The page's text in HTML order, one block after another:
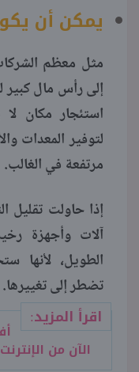
يمكن أن
مثل معظم
إلى رأس مال كبير
استئجار مكان لا
لتوفير المعدات
مرتفعة في الغالب.
إذا حاولت تقليل
آلات وأجهزة
الطويل، لأنها
تضطر إلى تغييرها.
اقرأ المزيد:
الآن من الإنترنت